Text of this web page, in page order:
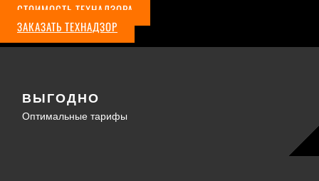
СТОИМОСТЬ ТЕХНАДЗОРА
ЗАКАЗАТЬ ТЕХНАДЗОР
ВЫГОДНО
Оптимальные тарифы